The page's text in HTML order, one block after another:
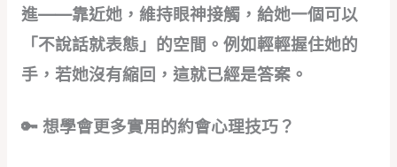
進——靠近她，維持眼神接觸，給她一個可以
「不說話就表態」的空間。例如輕輕握住她的
手，若她沒有縮回，這就已經是答案。
🔑 想學會更多實用的約會心理技巧？